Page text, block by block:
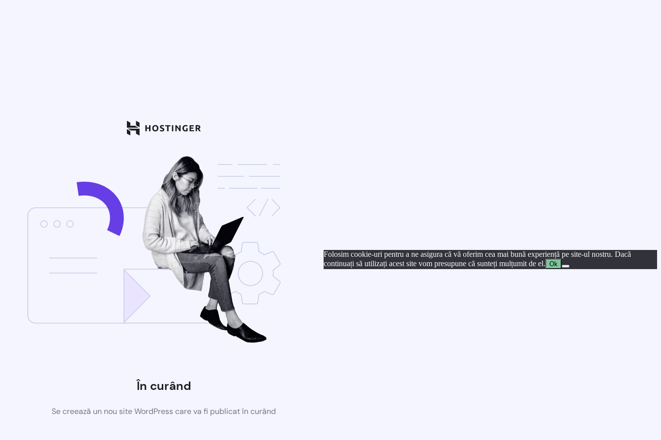
În curând
Se creează un nou site WordPress care va fi publicat în curând
Folosim cookie-uri pentru a ne asigura că vă oferim cea mai bună experiență pe site-ul nostru. Dacă
continuați să utilizați acest site vom presupune că sunteți mulțumit de el. Ok